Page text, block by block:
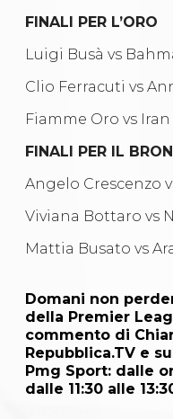
FINALI PER L’ORO
Luigi Busà vs
Clio Ferracuti vs
Fiamme Oro vs Iran
FINALI PER IL
Angelo Crescenzo
Viviana Bottaro vs
Mattia Busato vs
Domani non
della Premier
commento di
Repubblica.TV e
Pmg Sport: dalle
dalle 11:30 alle